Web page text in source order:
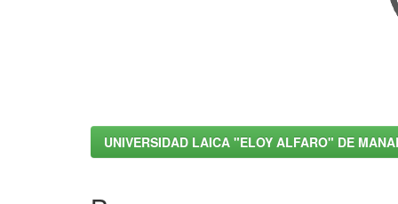
UNIVERSIDAD LAICA "ELOY ALFARO" DE